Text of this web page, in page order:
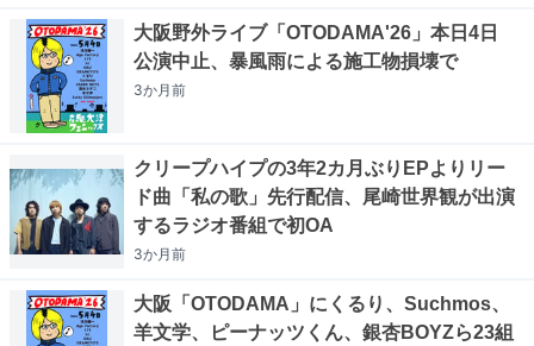
大阪野外ライブ「OTODAMA'26」本日4日
公演中止、暴風雨による施工物損壊で
3か月前
クリープハイプの3年2カ月ぶりEPよりリー
ド曲「私の歌」先行配信、尾崎世界観が出演
するラジオ番組で初OA
3か月前
大阪「OTODAMA」にくるり、Suchmos、
羊文学、ピーナッツくん、銀杏BOYZら23組